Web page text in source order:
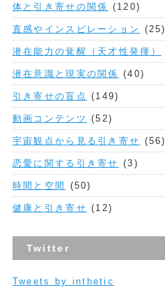
体と引き寄せの関係 (120)
直感やインスピレーション (25)
潜在能力の覚醒（天才性発揮）
潜在意識と現実の関係 (40)
引き寄せの盲点 (149)
動画コンテンツ (52)
宇宙観点から見る引き寄せ (56)
恋愛に関する引き寄せ (3)
時間と空間 (50)
健康と引き寄せ (12)
Twitter
Tweets by inthetic